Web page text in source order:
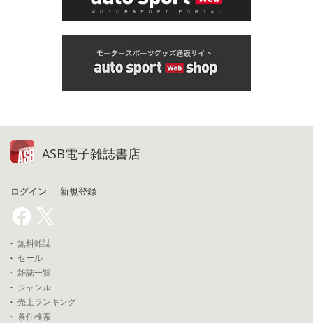
ASB電子雑誌書店
ログイン 新規登録
無料雑誌
セール
雑誌一覧
ジャンル
売上ランキング
条件検索